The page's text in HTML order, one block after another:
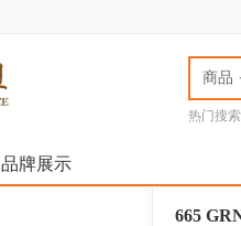
商品
热门搜
品牌展示
665